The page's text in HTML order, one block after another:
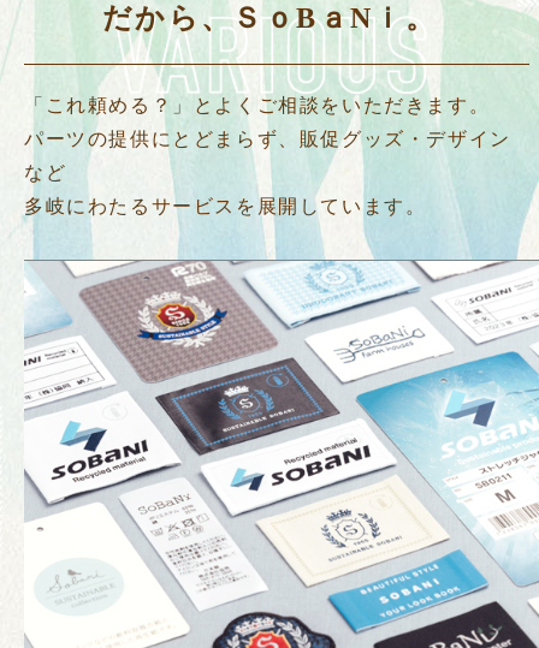
だから、ＳｏBａNｉ。
「これ頼める？」とよくご相談をいただきます。
パーツの提供にとどまらず、販促グッズ・デザイン
など
多岐にわたるサービスを展開しています。